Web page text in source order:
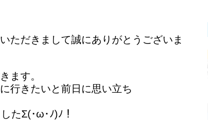
ただきまして誠にありがとうございま
ます。
行きたいと前日に思い立ち
たΣ(･ω･ﾉ)ﾉ！